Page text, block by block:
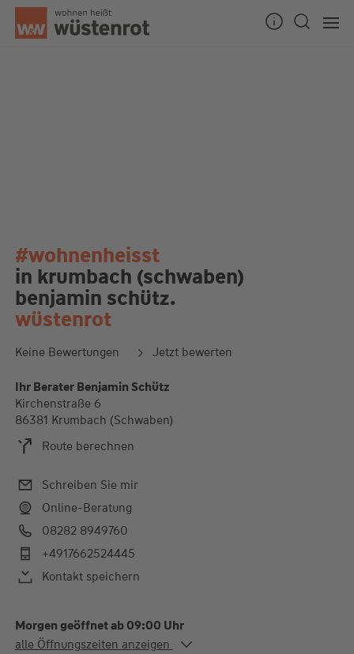
#wohnenheisst
in krumbach (schwaben)
benjamin schütz.
wüstenrot
Keine Bewertungen Jetzt bewerten
Ihr Berater Benjamin Schütz
Kirchenstraße 6
86381 Krumbach (Schwaben)
Route berechnen
Schreiben Sie mir
Online-Beratung
08282 8949760
+4917662524445
Kontakt speichern
Morgen geöffnet ab 09:00 Uhr
Alle Öffnungszeiten
alle Öffnungszeiten anzeigen